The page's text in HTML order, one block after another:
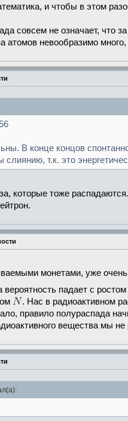
и чтобы в этом
совсем не означает, что
атомов невообразимо
В конце концов
т.к. это
которые тоже
монетами, уже
вероятность падает с ростом
. Нас в радиоактивном
правило полураспада
вещества мы не